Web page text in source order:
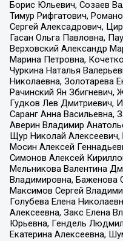
Борис Юльевич, Созаев
Тимур Рифгатович,
Сергей Алексадрович,
Гасан Ольга Павловна,
Верховский Александр
Марина Петровна,
Чуркина Наталья
Николаевна, Золотарева
Рачинский Ян Збигневич,
Гудков Лев Дмитриевич,
Саранг Анна Васильевна,
Аверин Владимир
Щур Николай
Мосин Алексей
Симонов Алексей
Мельникова Валентина
Владимировна, Баженова
Максимов Сергей
Голубева Елена
Алексеевна, Закс Елена
Юрьевна, Гендель
Екатерина Алексеевна,